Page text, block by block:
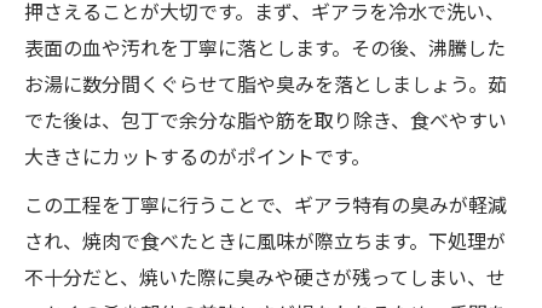
押さえることが大切です。まず、ギアラを冷水で洗い、
表面の血や汚れを丁寧に落とします。その後、沸騰した
お湯に数分間くぐらせて脂や臭みを落としましょう。茹
でた後は、包丁で余分な脂や筋を取り除き、食べやすい
大きさにカットするのがポイントです。
この工程を丁寧に行うことで、ギアラ特有の臭みが軽減
され、焼肉で食べたときに風味が際立ちます。下処理が
不十分だと、焼いた際に臭みや硬さが残ってしまい、せ